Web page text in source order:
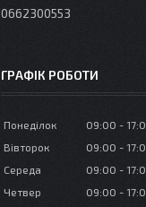
0662300553
ГРАФІК РОБОТИ
Понеділок 09:00
Вівторок
09:00
Середа
09:00
Четвер
09:00